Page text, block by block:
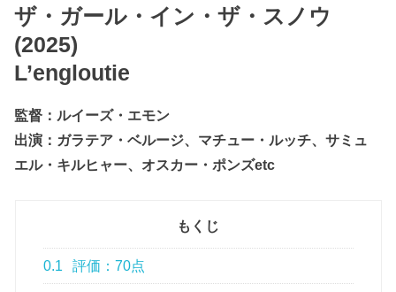
ザ・ガール・イン・ザ・スノウ
(2025)
L’engloutie
監督：ルイーズ・エモン
出演：ガラテア・ベルージ、マチュー・ルッチ、サミュ
エル・キルヒャー、オスカー・ポンズetc
もくじ
0.1 評価：70点